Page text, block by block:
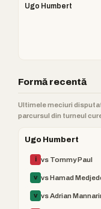
Ugo Humbert
Formă recentă
Ultimele meciuri
parcursul din turneul
Ugo Humbert
Î vs Tommy Paul
V vs Hamad
V vs Adrian